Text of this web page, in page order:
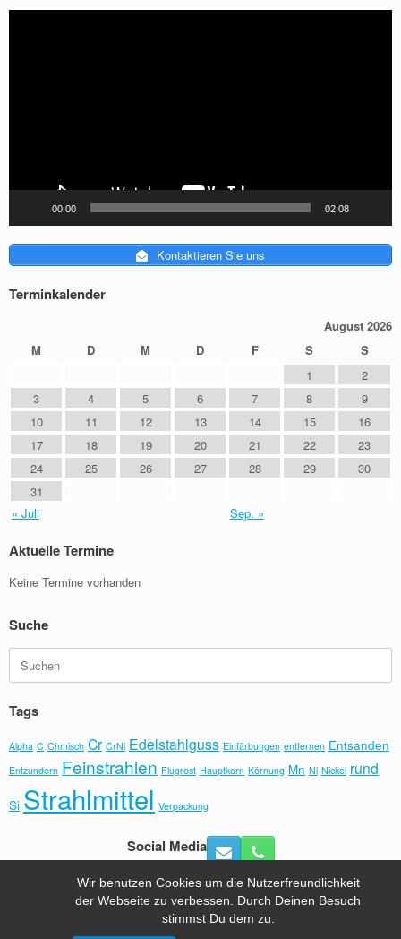
Wir benutzen Cookies um die Nutzerfreundlichkeit
der Webseite zu verbessen. Durch Deinen Besuch
stimmst Du dem zu.
00:00 02:08
Kontaktieren Sie uns
Terminkalender
August 2026
M
D M D F S
S
1
2
3
4 5 6 7 8
9
10
11 12 13 14 15
16
17
18 19 20 21 22
23
24
25 26 27 28 29
30
31
« Juli
Sep. »
Aktuelle Termine
Keine Termine vorhanden
Suche
Suchen
nach:
Tags
Alpha C Chmisch Cr CrNi Edelstahlguss Einfärbungen entfernen Entsanden
Entzundern Feinstrahlen Flugrost Hauptkorn Körnung Mn Ni Nickel rund
Si Strahlmittel Verpackung
Social Media
Hafra Sandstrahltechnik Tel.:+49 (0) 8092- 6491 |